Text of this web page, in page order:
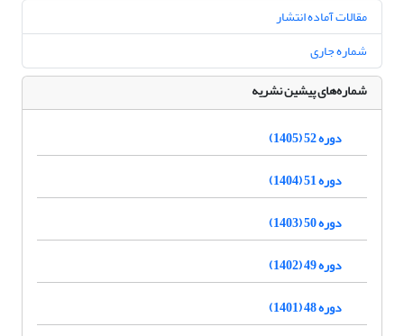
مقالات آماده انتشار
شماره جاری
شماره‌های پیشین نشریه
دوره 52 (1405)
دوره 51 (1404)
دوره 50 (1403)
دوره 49 (1402)
دوره 48 (1401)